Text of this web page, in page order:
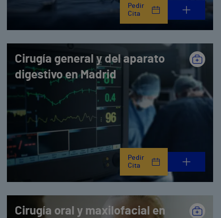
Pedir
Cita
Cirugía general y del aparato
digestivo en Madrid
Pedir
Cita
Cirugía oral y maxilofacial en